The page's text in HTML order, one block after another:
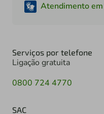
Atendimento
Serviços por telefone
Ligação gratuita
0800 724 4770
SAC